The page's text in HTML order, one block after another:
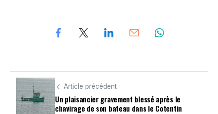
Article précédent
Un plaisancier gravement blessé après le
chavirage de son bateau dans le Cotentin